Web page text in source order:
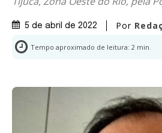
5 de abril de 2022 Por
Tempo aproximado de leitura: 2 min.